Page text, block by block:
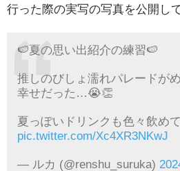
行った際の実写の写真を公開し
🍉夏の思い出紹介の練習🍉
推しのびしょ濡れパレードが
幸せだった…😭👏
夏っぽいドリンクも色々飲め
pic.twitter.com/Xc4XR3NKwJ
— ルカ (@renshu_suruka)